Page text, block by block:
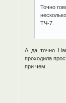
Точно
ТЧ-7.
А, да, точно.
проходила
при чем.